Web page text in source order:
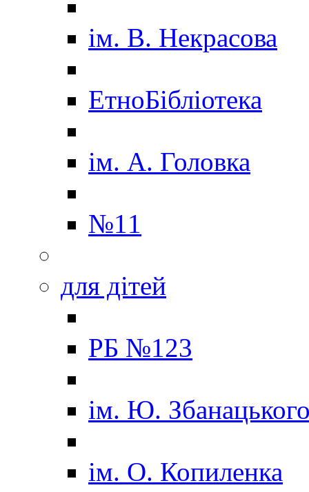
ім. В. Некрасова
ЕтноБібліотека
ім. А. Головка
№11
для дітей
РБ №123
ім. Ю.
ім. О. Копиленка